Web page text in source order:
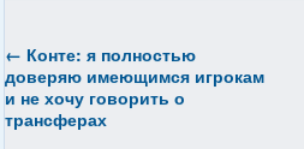
← Конте: я полностью
доверяю имеющимся игрокам
и не хочу говорить о
трансферах